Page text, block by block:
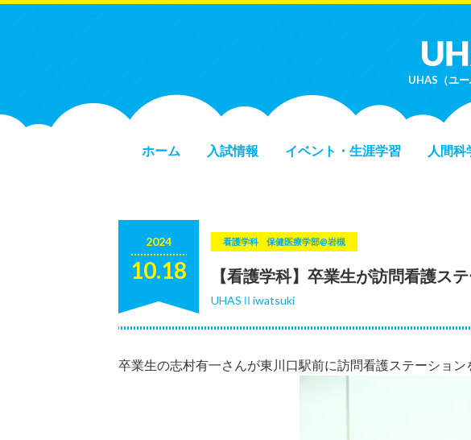
UHAS（ユ
ホーム 入試情報 イベント・生涯学習 人間科
2024
10.18
看護学科 保健医療学部@岩槻
【看護学科】卒業生が訪問看護ス
UHASⅡiwatsuki
卒業生の志村有一さんが東川口駅前に訪問看護ステーショ